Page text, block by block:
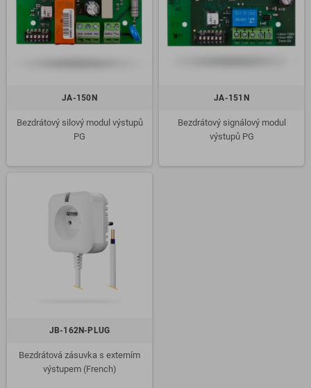
JA-150N
Bezdrátový silový modul výstupů
PG
JA-151N
Bezdrátový signálový modul
výstupů PG
JB-162N-PLUG
Bezdrátová zásuvka s externím
výstupem (French)